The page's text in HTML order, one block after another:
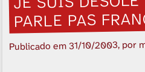
PARLE PAS
Publicado em31/10/2003, por